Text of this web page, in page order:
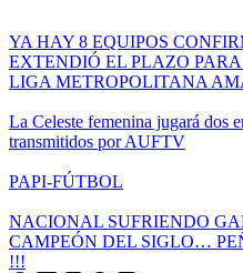
YA HAY 8 EQUIPOS
EXTENDIÓ EL PLAZO
LIGA METROPOLITANA
La Celeste femenina jugará dos
transmitidos por AUFTV
PAPI-FÚTBOL
NACIONAL SUFRIENDO
CAMPEÓN DEL SIGLO…
!!!